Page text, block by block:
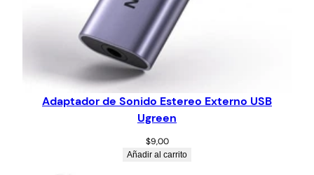
Adaptador de Sonido Estereo Externo USB
Ugreen
$9,00
Añadir al carrito